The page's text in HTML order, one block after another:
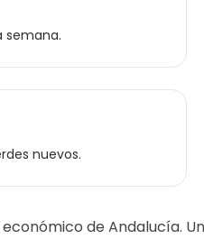
semana.
nuevos.
de Andalucía.